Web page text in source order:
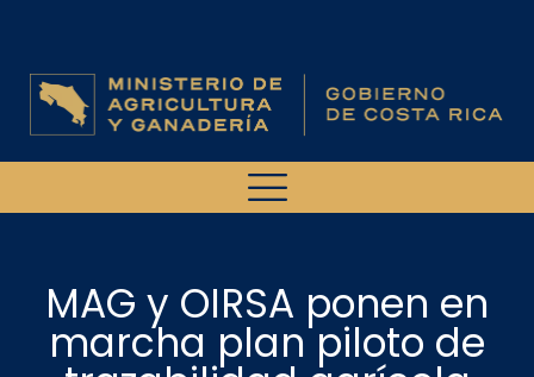
MAG y OIRSA ponen en
marcha plan piloto de